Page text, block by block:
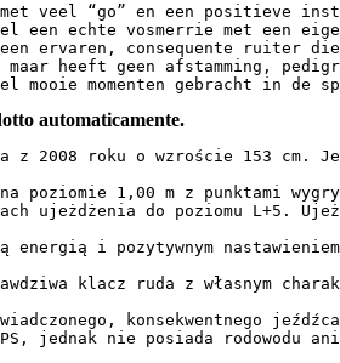
veel “go” en een positieve
een echte vosmerrie met
een ervaren, consequente ruiter
maar heeft geen afstamming,
mooie momenten gebracht in
automaticamente.
2008 roku o wzroście 153 cm.
poziomie 1,00 m z punktami
ujeżdżenia do poziomu L+5.
energią i pozytywnym
klacz ruda z własnym
konsekwentnego
jednak nie posiada rodowodu